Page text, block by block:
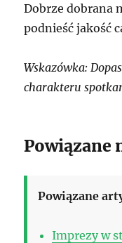
Dobrze dobrana
podnieść jakość
Wskazówka:
charakteru
Powiązane
Powiązane
Imprezy w